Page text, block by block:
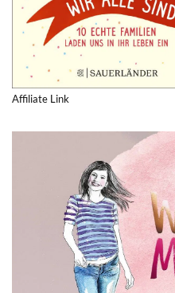
Affiliate Link